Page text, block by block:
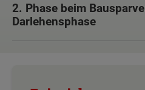
2. Phase beim
Darlehensphase